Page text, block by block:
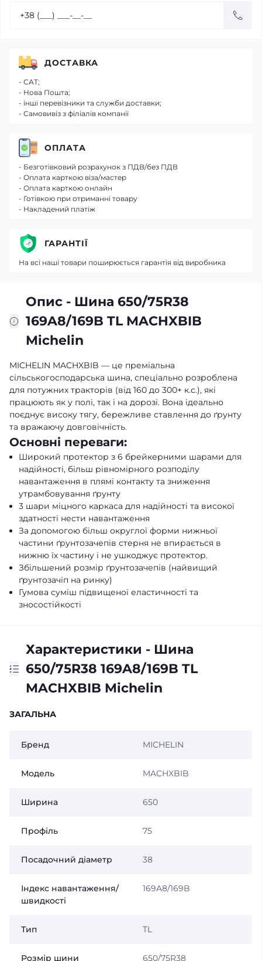
Опис - Шина 650/75R38
169A8/169B TL MACHXBIB
Michelin
MICHELIN MACHXBIB — це преміальна
сільськогосподарська шина, спеціально розроблена
для потужних тракторів (від 160 до 300+ к.с.), які
працюють як у полі, так і на дорозі. Вона ідеально
поєднує високу тягу, бережливе ставлення до ґрунту
та вражаючу довговічність.
Основні переваги:
Широкий протектор з 6 брейкерними шарами для
надійності, більш рівномірного розподілу
навантаження в плямі контакту та зниження
утрамбовування ґрунту
3 шари міцного каркаса для надійності та високої
здатності нести навантаження
За допомогою більш округлої форми нижньої
частини ґрунтозачепів стерня не впирається в
нижню їх частину і не ушкоджує протектор.
Збільшений розмір ґрунтозачепів (найвищий
ґрунтозачіп на ринку)
Гумова суміш підвищеної еластичності та
зносостійкості
Характеристики - Шина
650/75R38 169A8/169B TL
MACHXBIB Michelin
ЗАГАЛЬНА
Бренд MICHELIN
Модель MACHXBIB
Ширина 650
Профіль 75
Посадочний діаметр 38
Індекс навантаження/
швидкості
169A8/169B
Тип TL
Розмір шини 650/75R38
ДОСТАВКА
- САТ;
- Нова Пошта;
- інші перевізники та служби доставки;
- Самовивіз з філіалів компанії
ОПЛАТА
- Безготівковий розрахунок з ПДВ/без ПДВ
- Оплата карткою віза/мастер
- Оплата карткою онлайн
- Готівкою при отриманні товару
- Накладений платіж
ГАРАНТІЇ
На всі наші товари поширюється гарантія від виробника